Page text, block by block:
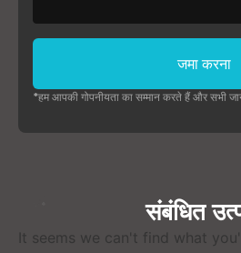
जमा करना
*हम आपकी गोपनीयता का सम्मान करते हैं और सभी
संबंधित
It seems we can't find what